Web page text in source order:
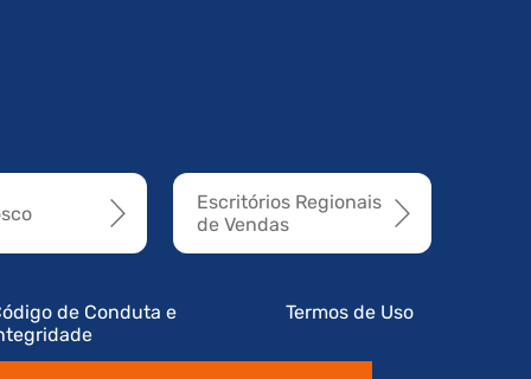
Escritórios Regionais
de Vendas
Termos de Uso
de Conduta e